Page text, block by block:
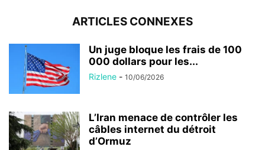
ARTICLES CONNEXES
Un juge bloque les frais de 100
000 dollars pour les...
Rizlene - 10/06/2026
L’Iran menace de contrôler les
câbles internet du détroit
d’Ormuz